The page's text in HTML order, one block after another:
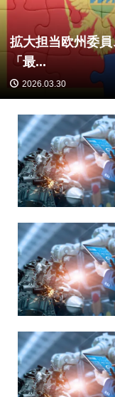
拡大担当欧州委
「最...
2026.03.30